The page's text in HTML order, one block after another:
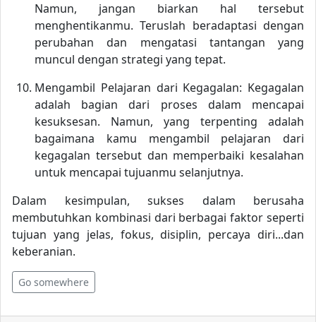
Namun, jangan biarkan hal tersebut
menghentikanmu. Teruslah beradaptasi dengan
perubahan dan mengatasi tantangan yang
muncul dengan strategi yang tepat.
Mengambil Pelajaran dari Kegagalan: Kegagalan
adalah bagian dari proses dalam mencapai
kesuksesan. Namun, yang terpenting adalah
bagaimana kamu mengambil pelajaran dari
kegagalan tersebut dan memperbaiki kesalahan
untuk mencapai tujuanmu selanjutnya.
Dalam kesimpulan, sukses dalam berusaha
membutuhkan kombinasi dari berbagai faktor seperti
tujuan yang jelas, fokus, disiplin, percaya diri...dan
keberanian.
Go somewhere